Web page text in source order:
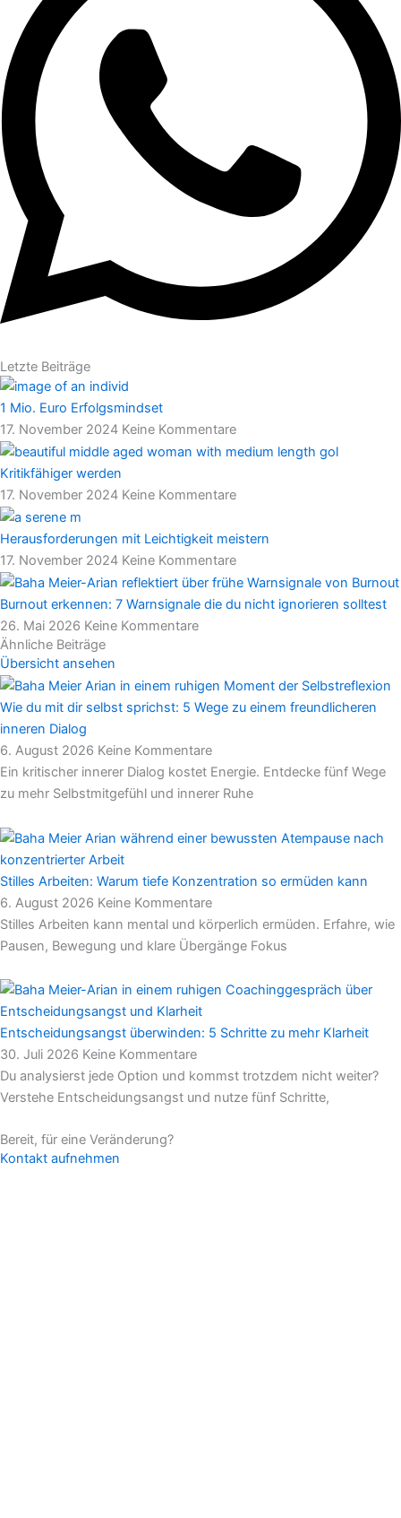
Letzte Beiträge
1 Mio. Euro Erfolgsmindset
17. November 2024 Keine Kommentare
Kritikfähiger werden
17. November 2024 Keine Kommentare
Herausforderungen mit Leichtigkeit meistern
17. November 2024 Keine Kommentare
Burnout erkennen: 7 Warnsignale die du nicht ignorieren solltest
26. Mai 2026 Keine Kommentare
Ähnliche Beiträge
Übersicht ansehen
Wie du mit dir selbst sprichst: 5 Wege zu einem freundlicheren
inneren Dialog
6. August 2026 Keine Kommentare
Ein kritischer innerer Dialog kostet Energie. Entdecke fünf Wege
zu mehr Selbstmitgefühl und innerer Ruhe
Stilles Arbeiten: Warum tiefe Konzentration so ermüden kann
6. August 2026 Keine Kommentare
Stilles Arbeiten kann mental und körperlich ermüden. Erfahre, wie
Pausen, Bewegung und klare Übergänge Fokus
Entscheidungsangst überwinden: 5 Schritte zu mehr Klarheit
30. Juli 2026 Keine Kommentare
Du analysierst jede Option und kommst trotzdem nicht weiter?
Verstehe Entscheidungsangst und nutze fünf Schritte,
Bereit, für eine Veränderung?
Kontakt aufnehmen